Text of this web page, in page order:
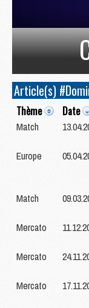
Article(s)
Thème Date
Match
Europe
Match
Mercato
Mercato
Mercato